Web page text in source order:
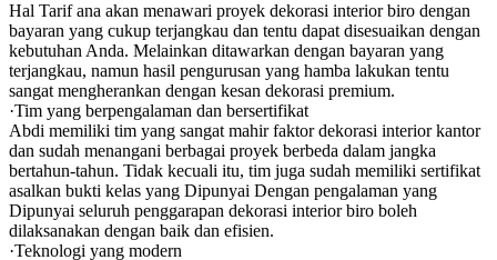
Hal Tarif ana akan menawari proyek dekorasi interior biro dengan
bayaran yang cukup terjangkau dan tentu dapat disesuaikan dengan
kebutuhan Anda. Melainkan ditawarkan dengan bayaran yang
terjangkau, namun hasil pengurusan yang hamba lakukan tentu
sangat mengherankan dengan kesan dekorasi premium.
·Tim yang berpengalaman dan bersertifikat
Abdi memiliki tim yang sangat mahir faktor dekorasi interior kantor
dan sudah menangani berbagai proyek berbeda dalam jangka
bertahun-tahun. Tidak kecuali itu, tim juga sudah memiliki sertifikat
asalkan bukti kelas yang Dipunyai Dengan pengalaman yang
Dipunyai seluruh penggarapan dekorasi interior biro boleh
dilaksanakan dengan baik dan efisien.
·Teknologi yang modern